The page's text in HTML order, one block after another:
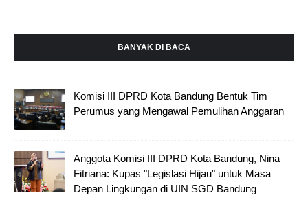
BANYAK DI BACA
Komisi III DPRD Kota Bandung Bentuk Tim
Perumus yang Mengawal Pemulihan Anggaran
Anggota Komisi III DPRD Kota Bandung, Nina
Fitriana: Kupas "Legislasi Hijau" untuk Masa
Depan Lingkungan di UIN SGD Bandung